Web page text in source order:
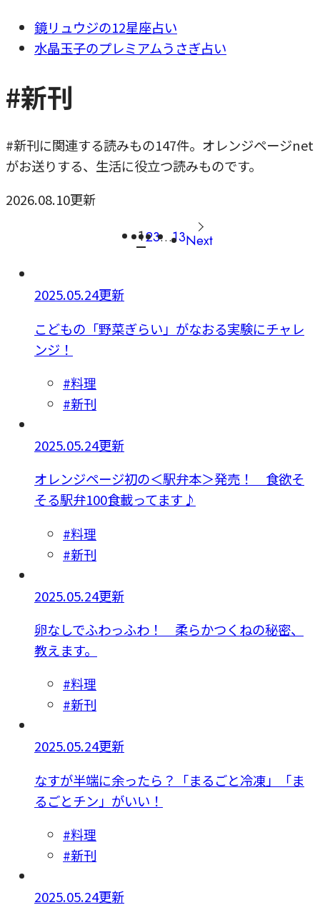
鏡リュウジの12星座占い
水晶玉子のプレミアムうさぎ占い
#新刊
#新刊に関連する読みもの147件。オレンジページnet
がお送りする、生活に役立つ読みものです。
2026.08.10更新
123…13Next
2025.05.24更新
こどもの「野菜ぎらい」がなおる実験にチャレ
ンジ！
#料理
#新刊
2025.05.24更新
オレンジページ初の＜駅弁本＞発売！ 食欲そ
そる駅弁100食載ってます♪
#料理
#新刊
2025.05.24更新
卵なしでふわっふわ！ 柔らかつくねの秘密、
教えます。
#料理
#新刊
2025.05.24更新
なすが半端に余ったら？「まるごと冷凍」「ま
るごとチン」がいい！
#料理
#新刊
2025.05.24更新